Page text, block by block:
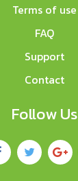
Terms of use
FAQ
Support
Contact
Follow Us